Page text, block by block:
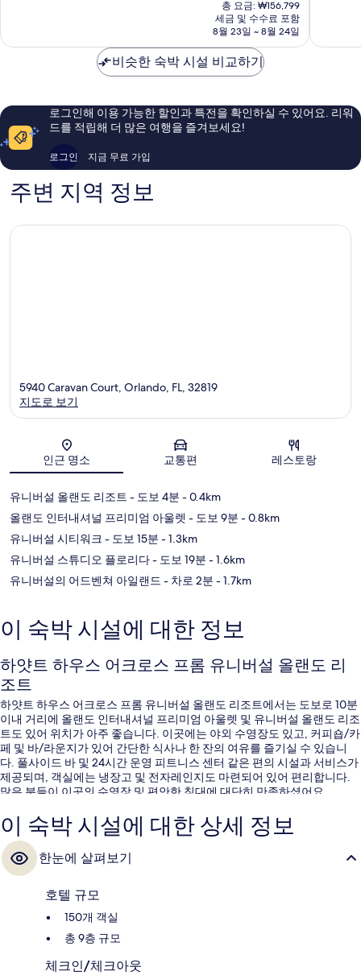
트
이
인
&
트
리
매
해
이
용
5,541
요
금
₩139,378
총 요금: ₩156,799
세금 및 수수료 포함
8월 23일 ~ 8월 24일
유
올
랜
우
요,
이
비슷한 숙박 시설 비교하기
로그인해 이용 가능한 할인과 특전을 확인하실 수 있어요. 리워
드를 적립해 더 많은 여행을 즐겨보세요!
로그인 지금 무료 가입
주변 지역 정보
지도
5940 Caravan Court, Orlando, FL, 32819
지도로 보기
인근 명소 교통편 레스토랑
유니버설 올랜도 리조트 - 도보 4분 - 0.4km
올랜도 인터내셔널 프리미엄 아울렛 - 도보 9분 - 0.8km
유니버설 시티워크 - 도보 15분 - 1.3km
유니버설 스튜디오 플로리다- 도보 19분 - 1.6km
유니버설의 어드벤쳐 아일랜드 - 차로 2분 - 1.7km
이 숙박 시설에 대한 정보
하얏트 하우스 어크로스 프롬 유니버설 올랜도 리
조트
하얏트 하우스 어크로스 프롬 유니버설 올랜도 리조트에서는 도보로 10분
이내 거리에 올랜도 인터내셔널 프리미엄 아울렛 및 유니버설 올랜도 리조
트도 있어 위치가 아주 좋습니다. 이곳에는 야외 수영장도 있고, 커피숍/카
페 및 바/라운지가 있어 간단한 식사나 한 잔의 여유를 즐기실 수 있습니
다. 풀사이드 바 및 24시간 운영 피트니스 센터 같은 편의 시설과 서비스가
제공되며, 객실에는 냉장고 및 전자레인지도 마련되어 있어 편리합니다.
많은 분들이 이곳의 수영장 및 편안한 침대에 대단히 만족하셨어요.
이 숙박 시설에 대한 상세 정보
한눈에 살펴보기
호텔 규모
150개 객실
총 9층 규모
체크인/체크아웃